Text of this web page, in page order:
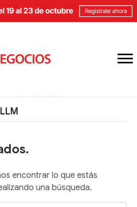
encontrar lo que estás
una búsqueda.